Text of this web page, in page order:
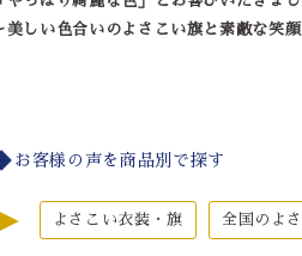
美しい色合いのよさこい旗と素敵な笑顔
お客様の声を商品別で探す
よさこい衣装・旗 全国のよ